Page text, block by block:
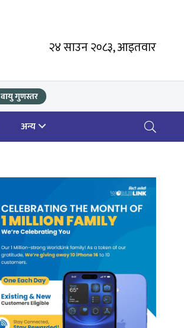
२४ साउन २०८३, आइतवार
वायु गुणस्तर
अन्य